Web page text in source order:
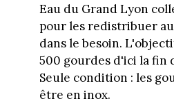
Eau du Grand Lyon
pour les redistribuer
dans le besoin.
500 gourdes d'ici la fin
Seule condition : les
être en inox.